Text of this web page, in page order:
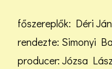
főszereplők: Déri
rendezte: Simonyi
producer: Józsa